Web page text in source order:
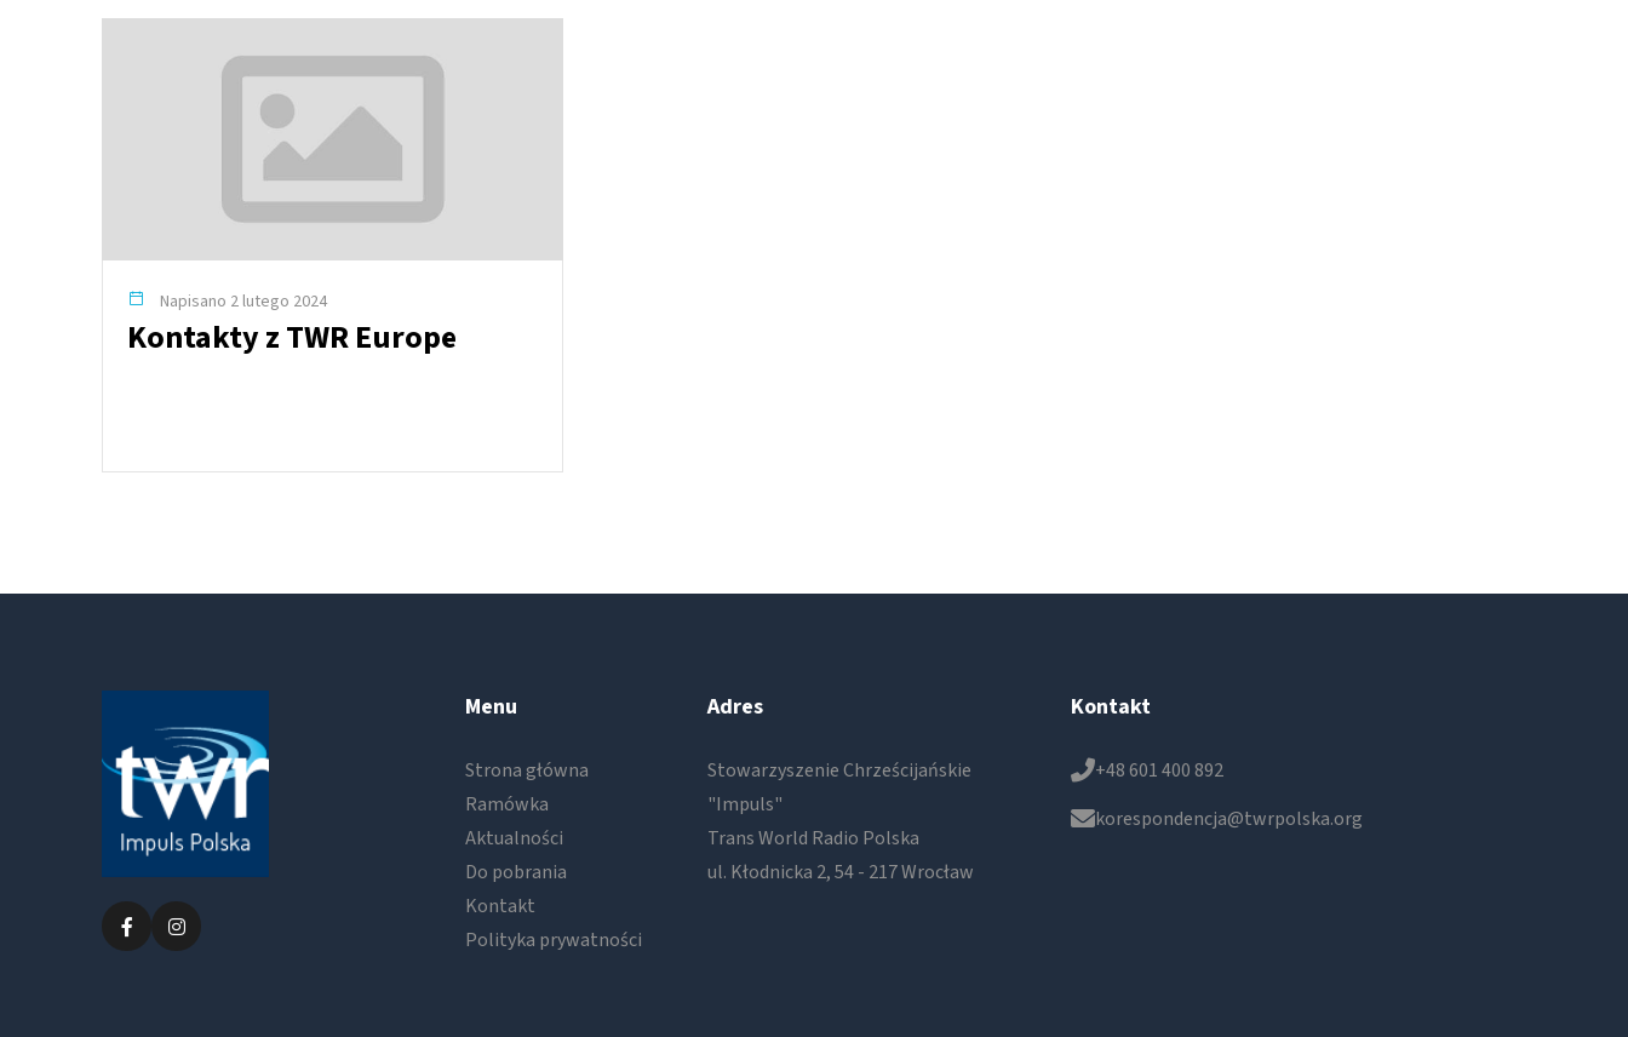
Napisano 2 lutego 2024
Kontakty z TWR Europe
Menu
Strona główna
Ramówka
Aktualności
Do pobrania
Kontakt
Polityka prywatności
Adres
Stowarzyszenie Chrześcijańskie
"Impuls"
Trans World Radio Polska
ul. Kłodnicka 2, 54 - 217 Wrocław
Kontakt
+48 601 400 892
korespondencja@twrpolska.org